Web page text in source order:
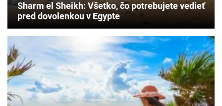
Sharm el Sheikh: Všetko, čo potrebujete vedieť
pred dovolenkou v Egypte